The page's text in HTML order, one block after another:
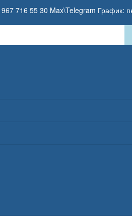
716 55 30 Max\Telegram График: